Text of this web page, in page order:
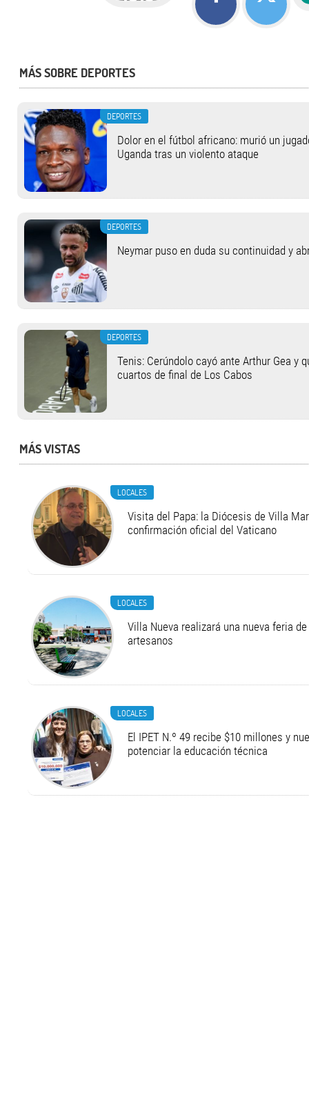
MÁS SOBRE DEPORTES
DEPORTES
Dolor en el fútbol africano: murió un
Uganda tras un violento ataque
DEPORTES
Neymar puso en duda su continuidad y
DEPORTES
Tenis: Cerúndolo cayó ante Arthur Gea y
cuartos de final de Los Cabos
MÁS VISTAS
LOCALES
Visita del Papa: la Diócesis de Villa
confirmación oficial del Vaticano
LOCALES
Villa Nueva realizará una nueva feria
artesanos
LOCALES
El IPET N.º 49 recibe $10 millones y
potenciar la educación técnica